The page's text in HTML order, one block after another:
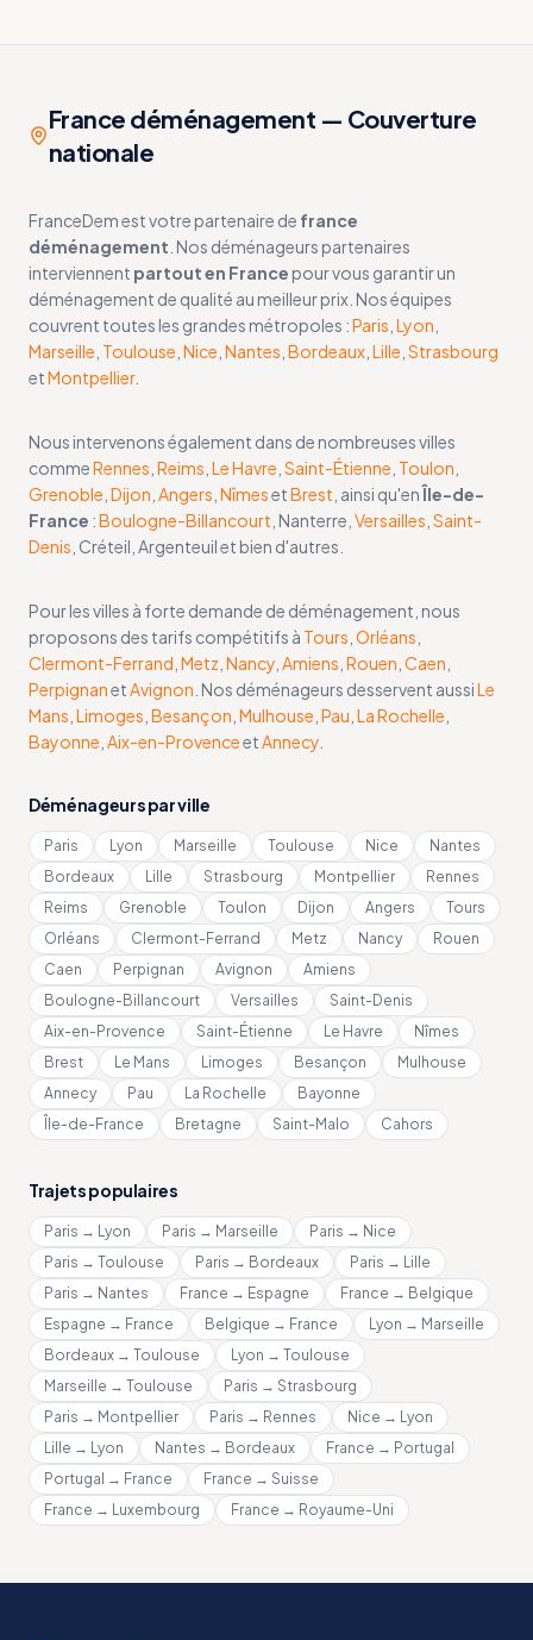
France déménagement — Couverture
nationale
FranceDem est votre partenaire de france
déménagement . Nos déménageurs partenaires
interviennent partout en France pour vous garantir un
déménagement de qualité au meilleur prix. Nos équipes
couvrent toutes les grandes métropoles :Paris Lyon
Marseille Toulouse Nice Nantes Bordeaux Lille Strasbourg
etMontpellier.
Nous intervenons également dans de nombreuses villes
commeRennes Reims Le Havre Saint-Étienne Toulon
Grenoble Dijon Angers NîmesetBrest , ainsi qu'enÎle-de-
France :Boulogne-Billancourt , Nanterre, Versailles Saint-
Denis , Créteil, Argenteuil et bien d'autres.
Pour les villes à forte demande de déménagement, nous
proposons des tarifs compétitifs à Tours Orléans
Clermont-Ferrand Metz Nancy Amiens Rouen Caen
PerpignanetAvignon . Nos déménageurs desservent aussiLe
Mans Limoges Besançon Mulhouse Pau La Rochelle
Bayonne Aix-en-ProvenceetAnnecy
Déménageurs par ville
Paris Lyon Marseille Toulouse Nice
Nantes
Bordeaux
Lille Strasbourg Montpellier
Rennes
Reims
Grenoble Toulon Dijon Angers
Tours
Orléans
Clermont-Ferrand Metz Nancy
Rouen
Caen
Perpignan Avignon
Amiens
Boulogne-Billancourt
Versailles
Saint-Denis
Aix-en-Provence
Saint-Étienne Le Havre
Nîmes
Brest
Le Mans Limoges Besançon
Mulhouse
Annecy
Pau La Rochelle
Bayonne
Île-de-France
Bretagne Saint-Malo Cahors
Trajets populaires
Paris → Lyon Paris → Marseille
Paris → Nice
Paris → Toulouse
Paris → Bordeaux
Paris → Lille
Paris → Nantes
France → Espagne
France → Belgique
Espagne → France
Belgique → France
Lyon → Marseille
Bordeaux → Toulouse
Lyon → Toulouse
Marseille → Toulouse
Paris → Strasbourg
Paris → Montpellier
Paris → Rennes
Nice → Lyon
Lille → Lyon
Nantes → Bordeaux
France → Portugal
Portugal → France
France → Suisse
France → Luxembourg
France → Royaume-Uni